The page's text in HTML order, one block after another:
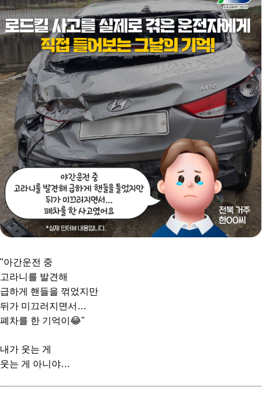
"아간운전 중
고라니를 발견해
급하게 핸들을 꺾었지만
뒤가 미끄러지면서…
폐차를 한 기억이😂"
내가 웃는 게
웃는 게 아니야…